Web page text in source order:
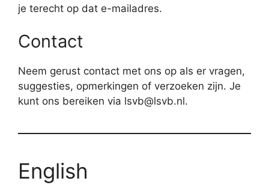
je terecht op dat e-mailadres.
Contact
Neem gerust contact met ons op als er vragen,
suggesties, opmerkingen of verzoeken zijn. Je
kunt ons bereiken via lsvb@lsvb.nl.
English